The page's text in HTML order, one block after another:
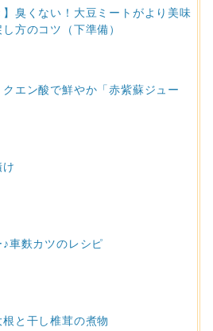
】臭くない！大豆ミートがより美味
方のコツ（下準備）
エン酸で鮮やか「赤紫蘇ジュー
車麩カツのレシピ
と干し椎茸の煮物